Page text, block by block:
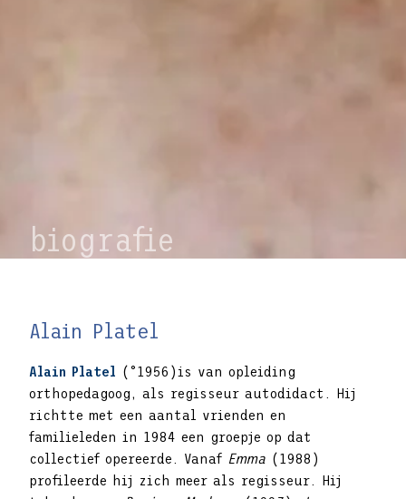
biografie
Alain Platel
Alain Platel (°1956)is van opleiding
orthopedagoog, als regisseur autodidact. Hij
richtte met een aantal vrienden en
familieleden in 1984 een groepje op dat
collectief opereerde. Vanaf Emma (1988)
profileerde hij zich meer als regisseur. Hij